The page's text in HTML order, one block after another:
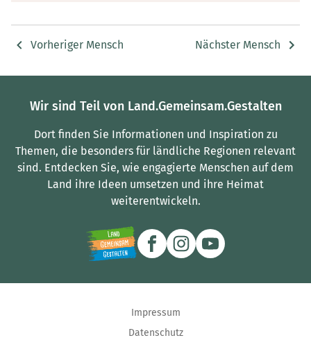
Vorheriger Mensch Nächster Mensch
Wir sind Teil von Land.Gemeinsam.Gestalten
Dort finden Sie Informationen und Inspiration zu
Themen, die besonders für ländliche Regionen relevant
sind. Entdecken Sie, wie engagierte Menschen auf dem
Land ihre Ideen umsetzen und ihre Heimat
weiterentwickeln.
Impressum
Datenschutz